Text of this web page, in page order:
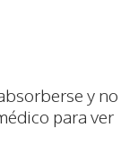
y no
para ver